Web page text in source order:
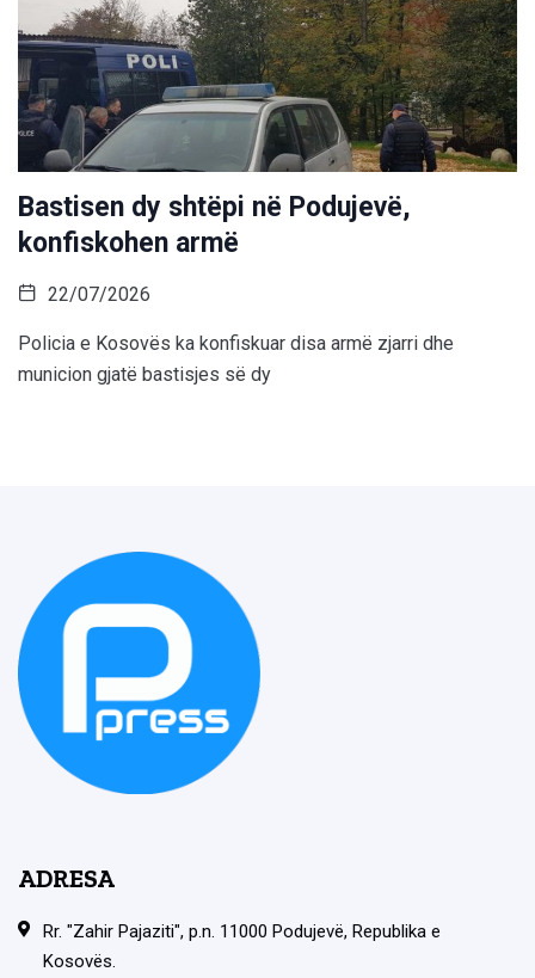
Bastisen dy shtëpi në Podujevë,
konfiskohen armë
22/07/2026
Policia e Kosovës ka konfiskuar disa armë zjarri dhe
municion gjatë bastisjes së dy
ADRESA
Rr. "Zahir Pajaziti", p.n. 11000 Podujevë, Republika e
Kosovës.